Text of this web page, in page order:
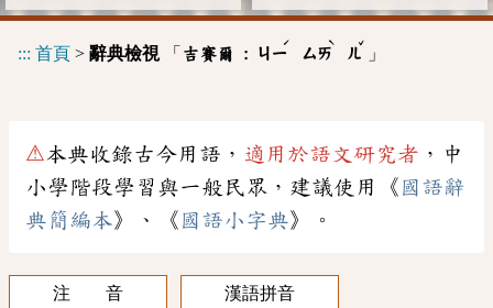
::: 首頁 > 辭典檢視「 吉賽爾 : ㄐㄧ
ˊ
ㄙㄞ
ˋ
ㄦ
ˇ
」
⚠本典收錄古今用語， 適用於語文研究者 ，中
小學階段學習與一般民眾，建議使用《 國語辭
典簡編本》、《 國語小字典》。
注 音
漢語拼音